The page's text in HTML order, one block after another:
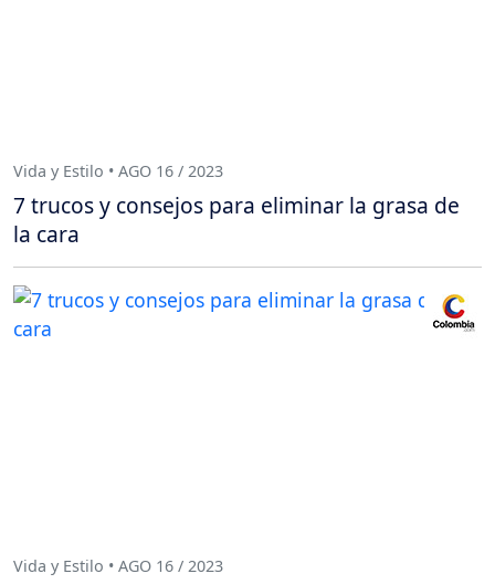
Vida y Estilo • AGO 16 / 2023
7 trucos y consejos para eliminar la grasa de
la cara
Vida y Estilo • AGO 16 / 2023